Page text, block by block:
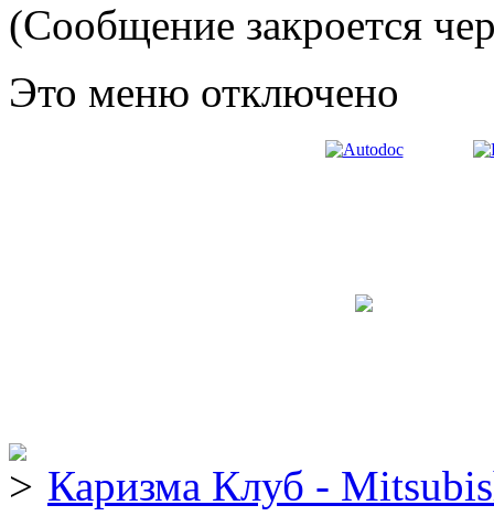
(Сообщение закроется
Это меню отключено
Каризма Клуб -